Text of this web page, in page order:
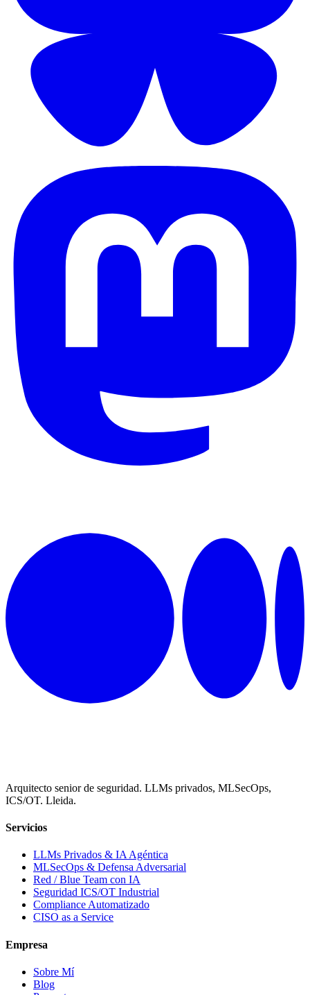
Arquitecto senior de seguridad. LLMs privados, MLSecOps,
ICS/OT. Lleida.
Servicios
LLMs Privados & IA Agéntica
MLSecOps & Defensa Adversarial
Red / Blue Team con IA
Seguridad ICS/OT Industrial
Compliance Automatizado
CISO as a Service
Empresa
Sobre Mí
Blog